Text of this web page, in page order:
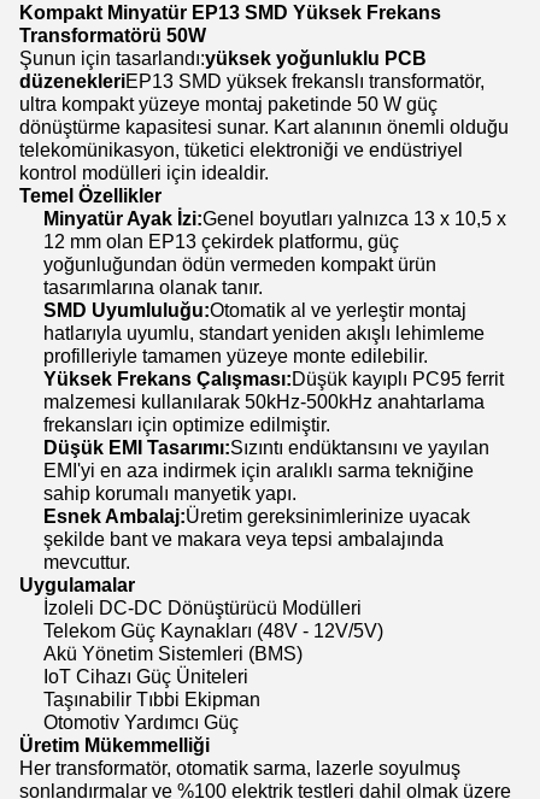
Kompakt Minyatür EP13 SMD Yüksek Frekans
Transformatörü 50W
Şunun için tasarlandı:yüksek yoğunluklu PCB
düzenekleriEP13 SMD yüksek frekanslı transformatör,
ultra kompakt yüzeye montaj paketinde 50 W güç
dönüştürme kapasitesi sunar. Kart alanının önemli olduğu
telekomünikasyon, tüketici elektroniği ve endüstriyel
kontrol modülleri için idealdir.
Temel Özellikler
Minyatür Ayak İzi:Genel boyutları yalnızca 13 x 10,5 x
12 mm olan EP13 çekirdek platformu, güç
yoğunluğundan ödün vermeden kompakt ürün
tasarımlarına olanak tanır.
SMD Uyumluluğu:Otomatik al ve yerleştir montaj
hatlarıyla uyumlu, standart yeniden akışlı lehimleme
profilleriyle tamamen yüzeye monte edilebilir.
Yüksek Frekans Çalışması:Düşük kayıplı PC95 ferrit
malzemesi kullanılarak 50kHz-500kHz anahtarlama
frekansları için optimize edilmiştir.
Düşük EMI Tasarımı:Sızıntı endüktansını ve yayılan
EMI'yi en aza indirmek için aralıklı sarma tekniğine
sahip korumalı manyetik yapı.
Esnek Ambalaj:Üretim gereksinimlerinize uyacak
şekilde bant ve makara veya tepsi ambalajında ​​
mevcuttur.
Uygulamalar
İzoleli DC-DC Dönüştürücü Modülleri
Telekom Güç Kaynakları (48V - 12V/5V)
Akü Yönetim Sistemleri (BMS)
IoT Cihazı Güç Üniteleri
Taşınabilir Tıbbi Ekipman
Otomotiv Yardımcı Güç
Üretim Mükemmelliği
Her transformatör, otomatik sarma, lazerle soyulmuş
sonlandırmalar ve %100 elektrik testleri dahil olmak üzere